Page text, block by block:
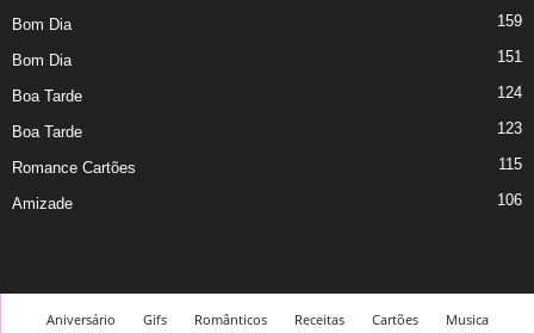
Bom Dia 159
Bom Dia 151
Boa Tarde 124
Boa Tarde 123
Romance Cartões 115
Amizade 106
Aniversário Gifs Românticos Receitas Cartões
Musica